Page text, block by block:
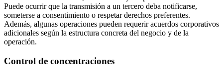
Puede ocurrir que la transmisión a un tercero deba notificarse,
someterse a consentimiento o respetar derechos preferentes.
Además, algunas operaciones pueden requerir acuerdos corporativos
adicionales según la estructura concreta del negocio y de la
operación.
Control de concentraciones